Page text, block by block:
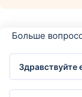
Больше
Здравствуйте